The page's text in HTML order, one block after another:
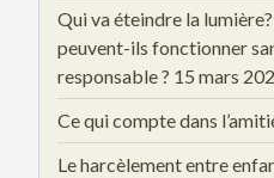
Qui va éteindre la
peuvent-ils fonctionner
responsable ? 15 mars
Ce qui compte dans
Le harcèlement entre